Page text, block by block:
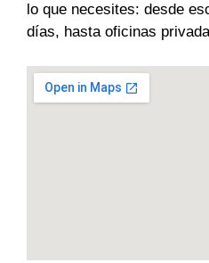
lo que necesites: desde
días, hasta oficinas